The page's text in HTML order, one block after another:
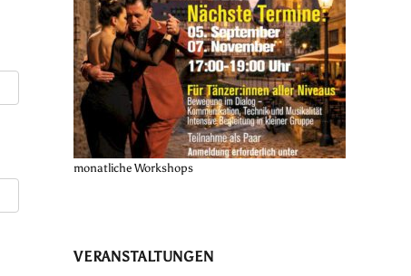
monatliche Workshops
VERANSTALTUNGEN